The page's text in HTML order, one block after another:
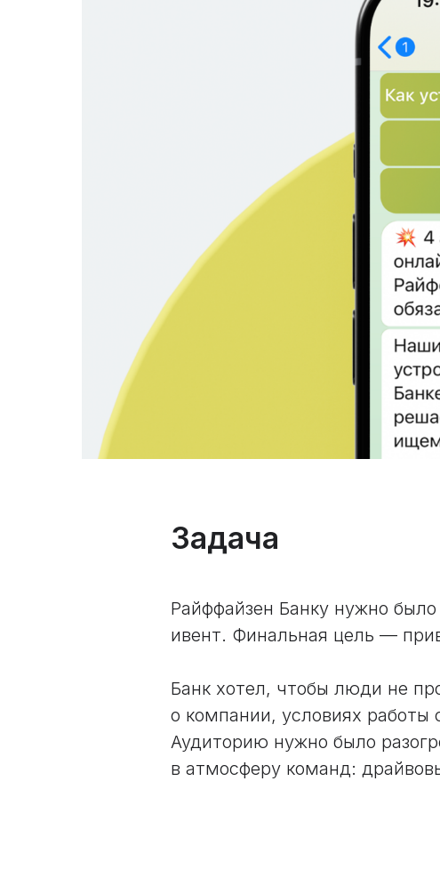
Задача
Райффайзен Банку нужно
ивент. Финальная цель —
Банк хотел, чтобы люди не
о компании, условиях работы
Аудиторию нужно было
в атмосферу команд: